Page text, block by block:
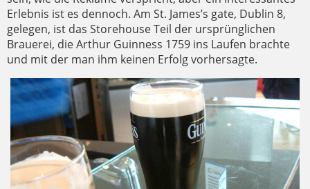
Erlebnis ist es dennoch. Am St. James’s gate, Dublin 8,
gelegen, ist das Storehouse Teil der ursprünglichen
Brauerei, die Arthur Guinness 1759 ins Laufen brachte
und mit der man ihm keinen Erfolg vorhersagte.